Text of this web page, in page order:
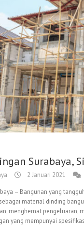
Surabaya,
2 Januari 2021
– Bangunan yang
material dinding
menghemat pengeluaran,
yang mempunyai